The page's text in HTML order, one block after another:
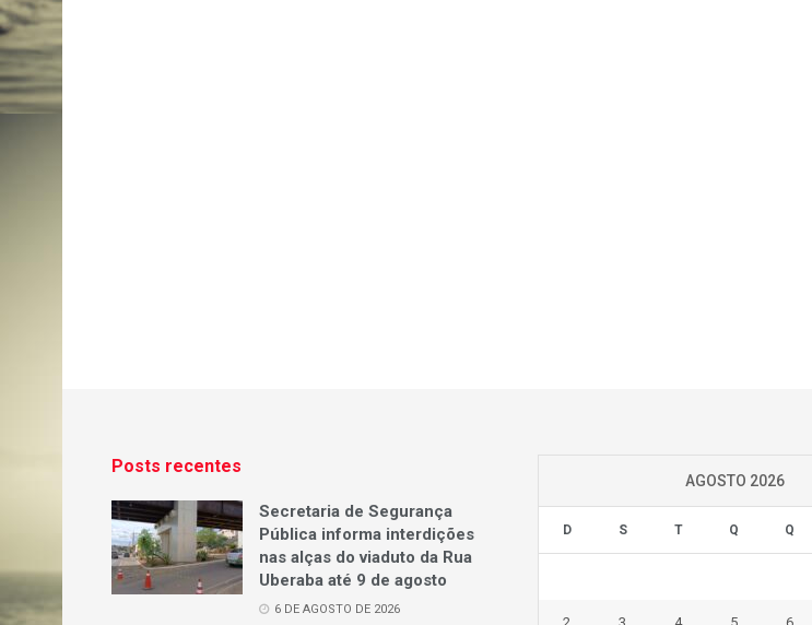
Posts recentes
Secretaria de Segurança
Pública informa interdições
nas alças do viaduto da Rua
Uberaba até 9 de agosto
6 DE AGOSTO DE 2026
AGOSTO 2026
D S T Q Q